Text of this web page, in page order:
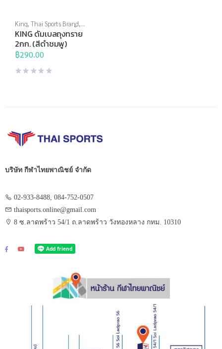
King,Thai Sports Brand,
ดัมเบล ,ถุงทราย ปลอกน้ำหนัก
สร้างกล้ามเนื้อ,อุปกรณ์บริหาร
กาย
KING ดัมเบลถุงทราย
2กก. (สีดำชมพู)
฿290.00
บริษัท กีฬาไทยพาณิชย์ จำกัด
02-933-8488, 084-752-0507
thaisports.online@gmail.com
8 ซ.ลาดพร้าว 54/1 ถ.ลาดพร้าว วังทองหลาง กทม. 10310